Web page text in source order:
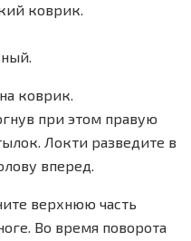
коврик.
коврик.
при этом правую
.Локти разведите в
вперед.
верхнюю часть
. Во время поворота